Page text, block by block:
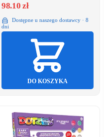
98.10 zł
Dostępne u naszego dostawcy · 8
dni
DO KOSZYKA